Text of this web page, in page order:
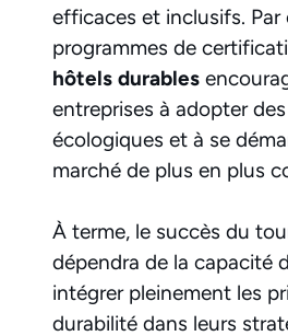
efficaces et inclusifs. Par
programmes de
hôtels durables
entreprises à adopter
écologiques et à se
marché de plus en plus
À terme, le succès du
dépendra de la capacité
intégrer pleinement les
durabilité dans leurs